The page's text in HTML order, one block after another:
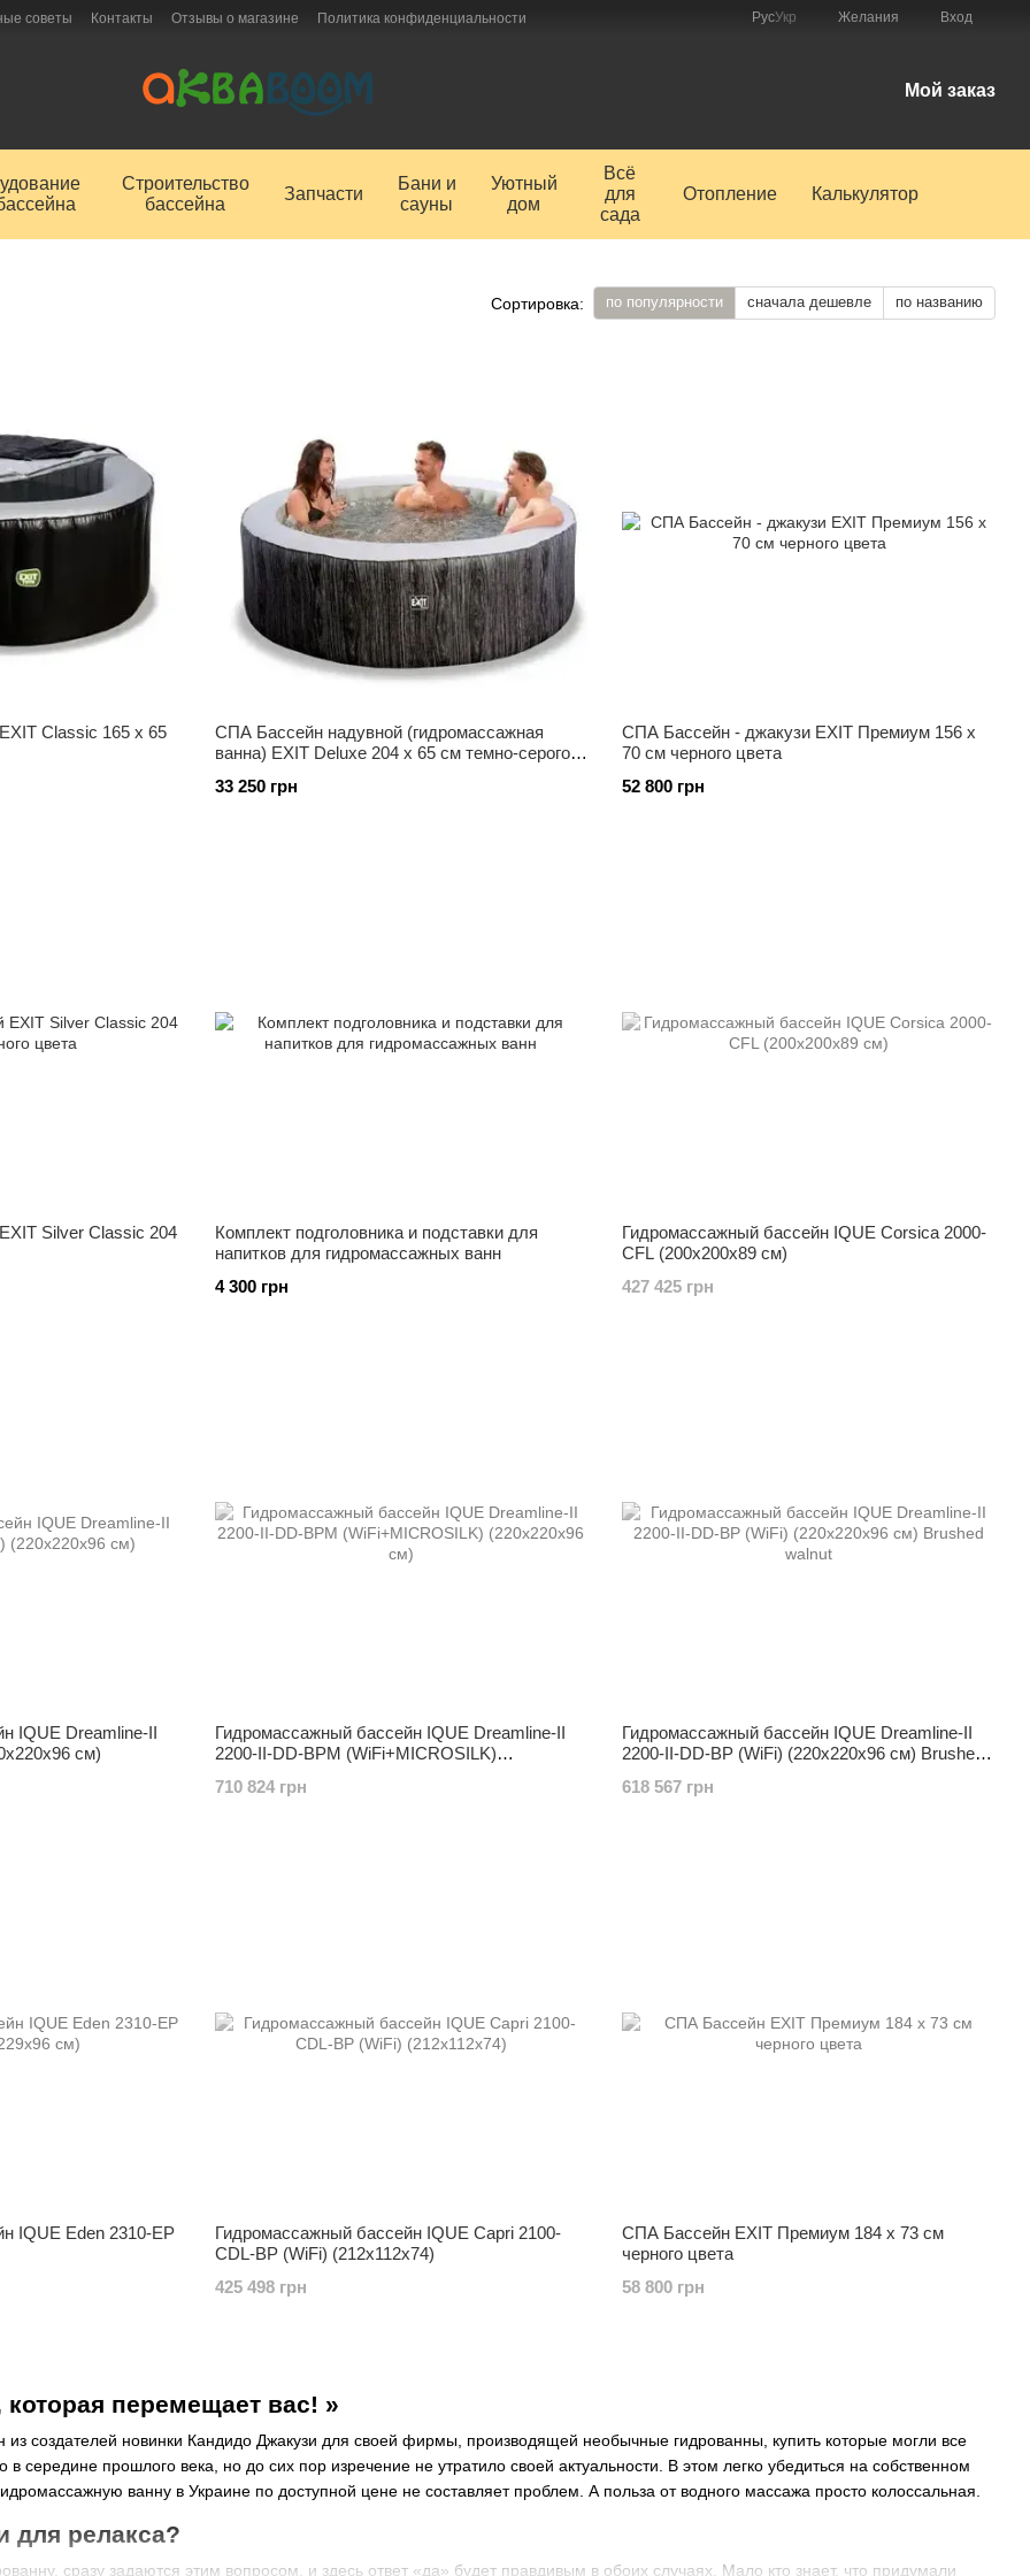
советы Контакты Отзывы о магазине Политика конфиденциальности РусУкр Желания Вход
Мой заказ
Строительство
бассейна
Запчасти
Бани и
сауны
Уютный
дом
Всё
для
сада
Отопление Калькулятор
Сортировка: по популярности сначала дешевле по названию
Classic 165 x 65
СПА Бассейн надувной (гидромассажная
ванна) EXIT Deluxe 204 x 65 см темно-серого
33 250 грн
СПА Бассейн - джакузи EXIT Премиум 156 x
70 см черного цвета
52 800 грн
Silver Classic 204
Комплект подголовника и подставки для
напитков для гидромассажных ванн
4 300 грн
Гидромассажный бассейн IQUE Corsica 2000-
CFL (200х200х89 см)
427 425 грн
IQUE Dreamline-II
см)
Гидромассажный бассейн IQUE Dreamline-II
2200-II-DD-BPM (WiFi+MICROSILK)
710 824 грн
Гидромассажный бассейн IQUE Dreamline-II
2200-II-DD-BP (WiFi) (220x220x96 см) Brushed
618 567 грн
IQUE Eden 2310-EP
Гидромассажный бассейн IQUE Capri 2100-
CDL-BP (WiFi) (212х112х74)
425 498 грн
СПА Бассейн EXIT Премиум 184 x 73 см
черного цвета
58 800 грн
перемещает вас! »
из создателей новинки Кандидо Джакузи для своей фирмы, производящей необычные гидрованны, купить которые могли все
середине прошлого века, но до сих пор изречение не утратило своей актуальности. В этом легко убедиться на собственном
ванну в Украине по доступной цене не составляет проблем. А польза от водного массажа просто колоссальная.
для релакса?
сразу задаются этим вопросом, и здесь ответ «да» будет правдивым в обоих случаях. Мало кто знает, что придумали